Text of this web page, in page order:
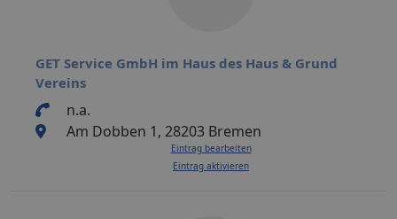
GET Service GmbH im Haus des Haus & Grund
Vereins
n.a.
Am Dobben 1, 28203 Bremen
Eintrag bearbeiten
Eintrag aktivieren